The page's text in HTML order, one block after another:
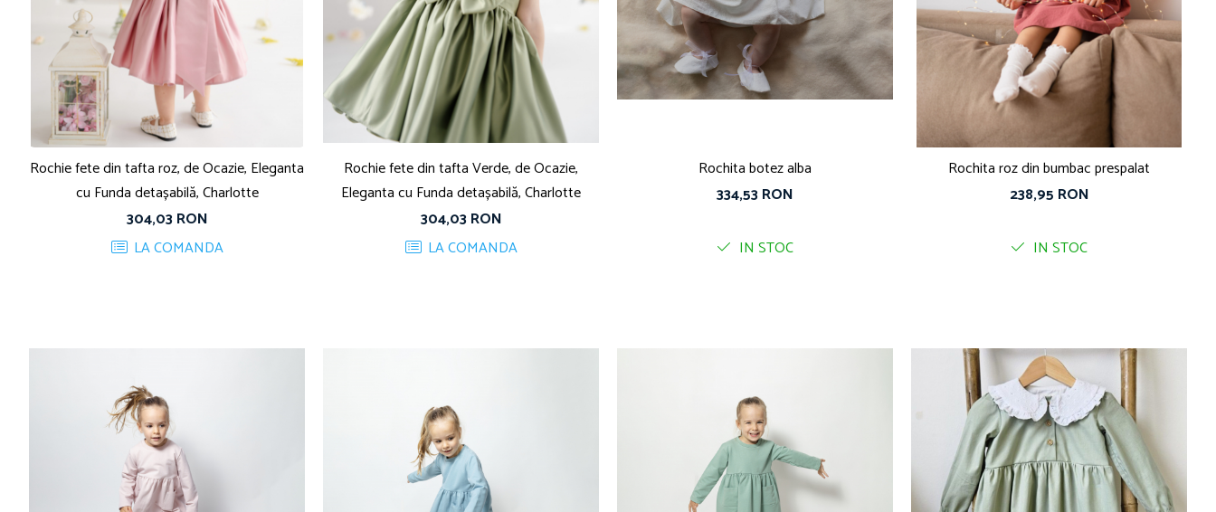
Rochie fete din tafta roz, de Ocazie, Eleganta
cu Funda detașabilă, Charlotte
304,03 RON
LA COMANDA
Rochie fete din tafta Verde, de Ocazie,
Eleganta cu Funda detașabilă, Charlotte
304,03 RON
LA COMANDA
Rochita botez alba
334,53 RON
IN STOC
Rochita roz din bumbac prespalat
238,95 RON
IN STOC